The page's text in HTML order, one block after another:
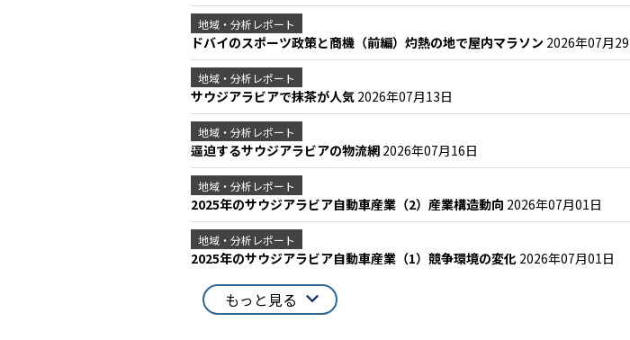
地域・分析レポート
ドバイのスポーツ政策と商機（前編）灼熱の地で屋内マラソン 2026年07月
地域・分析レポート
サウジアラビアで抹茶が人気 2026年07月13日
地域・分析レポート
逼迫するサウジアラビアの物流網 2026年07月16日
地域・分析レポート
2025年のサウジアラビア自動車産業（2）産業構造動向 2026年07月01日
地域・分析レポート
2025年のサウジアラビア自動車産業（1）競争環境の変化 2026年07月01日
もっと見る